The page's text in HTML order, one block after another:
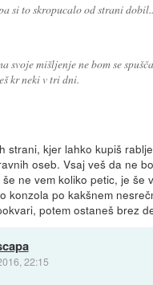
si to skropucalo od strani
svoje mišljenje ne bom se
kr neki v tri dni.
strani, kjer lahko kupiš
oseb. Vsaj veš da ne
ne vem koliko petic, je še
konzola po kakšnem
potem ostaneš brez
22:15